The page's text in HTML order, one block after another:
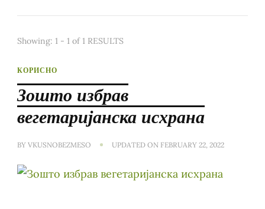
Showing: 1 - 1 of 1 RESULTS
КОРИСНО
Зошто избрав
вегетаријанска исхрана
BY VKUSNOBEZMESO UPDATED ON FEBRUARY 22, 2022